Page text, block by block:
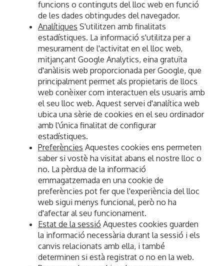
funcions o continguts del lloc web en funció
de les dades obtingudes del navegador.
Analítiques S'utilitzen amb finalitats
estadístiques. La informació s'utilitza per a
mesurament de l'activitat en el lloc web,
mitjançant Google Analytics, eina gratuïta
d'anàlisis web proporcionada per Google, que
principalment permet als propietaris de llocs
web conèixer com interactuen els usuaris amb
el seu lloc web. Aquest servei d'analítica web
ubica una sèrie de cookies en el seu ordinador
amb l'única finalitat de configurar
estadístiques.
Preferències Aquestes cookies ens permeten
saber si vostè ha visitat abans el nostre lloc o
no. La pèrdua de la informació
emmagatzemada en una cookie de
preferències pot fer que l'experiència del lloc
web sigui menys funcional, però no ha
d'afectar al seu funcionament.
Estat de la sessió Aquestes cookies guarden
la informació necessària durant la sessió i els
canvis relacionats amb ella, i també
determinen si està registrat o no en la web.